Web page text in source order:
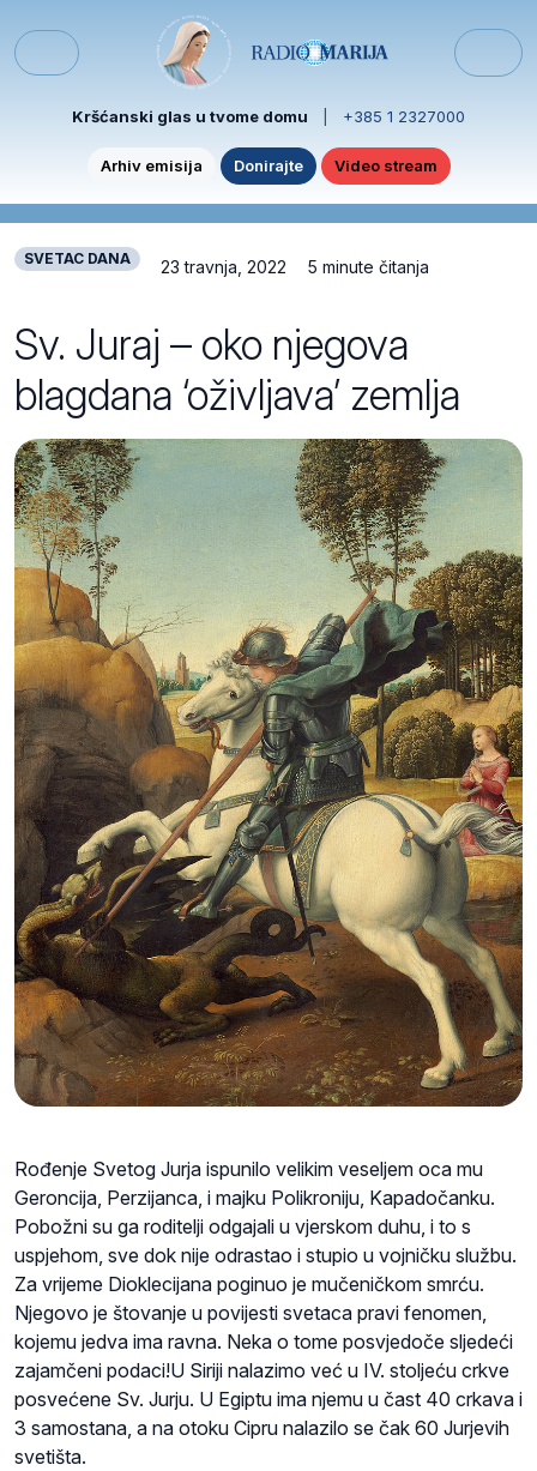
Menu
Kršćanski glas u tvome domu +385 1 2327000
Arhiv emisija Donirajte Video stream
SVETAC DANA 23 travnja, 2022 5 minute čitanja
Sv. Juraj – oko njegova
blagdana ‘oživljava’ zemlja
Rođenje Svetog Jurja ispunilo velikim veseljem oca mu
Geroncija, Perzijanca, i majku Polikroniju, Kapadočanku.
Pobožni su ga roditelji odgajali u vjerskom duhu, i to s
uspjehom, sve dok nije odrastao i stupio u vojničku službu.
Za vrijeme Dioklecijana poginuo je mučeničkom smrću.
Njegovo je štovanje u povijesti svetaca pravi fenomen,
kojemu jedva ima ravna. Neka o tome posvjedoče sljedeći
zajamčeni podaci!U Siriji nalazimo već u IV. stoljeću crkve
posvećene Sv. Jurju. U Egiptu ima njemu u čast 40 crkava i
3 samostana, a na otoku Cipru nalazilo se čak 60 Jurjevih
svetišta.